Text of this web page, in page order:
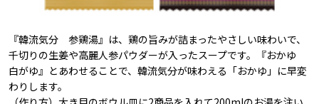
『韓流気分 参鶏湯』は、鶏の旨みが詰まったやさしい味わいで、
千切りの生姜や高麗人参パウダーが入ったスープです。『おかゆ
白がゆ』とあわせることで、韓流気分が味わえる「おかゆ」に早変
わりします。